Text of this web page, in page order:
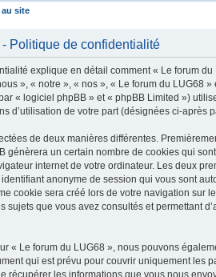
site
- Politique de confidentialité
explique en détail comment « Le forum
», « notre », « nos », « Le forum du LUG68
« logiciel phpBB » et « phpBB Limited »)
d’utilisation de votre part (désignées ci-après
de deux manières différentes.
génèrera un certain nombre de cookies qui
internet de votre ordinateur. Les deux
anonyme de session qui vous sont
cookie sera créé lors de votre navigation sur
sujets que vous avez consultés et permettant
« Le forum du LUG68 », nous pouvons
qui est prévu pour couvrir uniquement les
récupérer les informations que vous nous